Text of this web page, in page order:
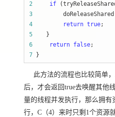
2
if
3
4
return true
5
6
return false
7 }
此方法的流程也比较简单，
后，才会返回true去唤醒其他
量的线程并发执行，那么拥有
行，C（4）来时只剩1个资源